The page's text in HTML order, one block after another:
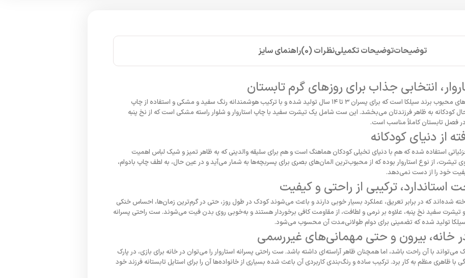
توضیحاتتوضیحات تکمیلینظرات (0) راهنمای سایز
انتخابی جذاب برای روزهای گرم تابستان
ست راحتی پسرانه استاروار یکی از طراحی‌های محبوب برند سیلکا است که برای پسران ۳ تا ۱۴ سال تولید شده و با ترکیب هوشمندانه رنگ سفید و مشکی و استفاده از چاپ
کودکانه به ظاهر فرزندتان می‌بخشد. این ست شامل یک تیشرت سفید با چاپ استاروار و شلوار راسته مشکی است که از نخ پنبه
فصل تابستان کاملاً مناسب است.
از دنیای کودکانه
استفاده شده که هم با دنیای تخیلی کودکان هماهنگ است و هم برای سلیقه والدینی که به ظاهر تمیز و شیک لباس اهمیت
از نوع استاروار بوده که از محبوب‌ترین المان‌های بصری برای پسربچه‌ها به شمار می‌آید و در عین حال، به لطف چاپ بادوام،
خود را از دست نمی‌دهد.
ترکیبی از راحتی و کیفیت
شده‌اند که در برابر تعریق، عملکرد بسیار خوبی دارند و باعث می‌شوند کودک در طول روز، حتی در گرم‌ترین زمان‌ها، احساس خنکی
سفید نخ پنبه، علاوه بر نرمی و لطافت، از مقاومت کافی برخوردار هستند و به‌خوبی روی بدن فیت می‌شوند. ست راحتی پسرانه
تولید شده که تضمینی برای دوام طولانی‌مدت آن محسوب می‌شود.
خانه، بیرون و حتی مهمانی‌های غیررسمی
با آن راحت باشد، اما همچنان ظاهر آراسته‌ای داشته باشد. ست راحتی پسرانه استاروار را می‌توان در خانه برای بازی، در پارک
با ظاهری منظم به کار برد. ترکیب ساده و رنگ‌بندی کاربردی آن باعث شده بسیاری از خانواده‌ها آن را برای استایل تابستانه فرزند خود